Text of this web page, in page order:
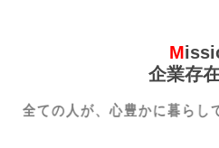
企業存
全ての 人 が、 心豊かに暮 ら し